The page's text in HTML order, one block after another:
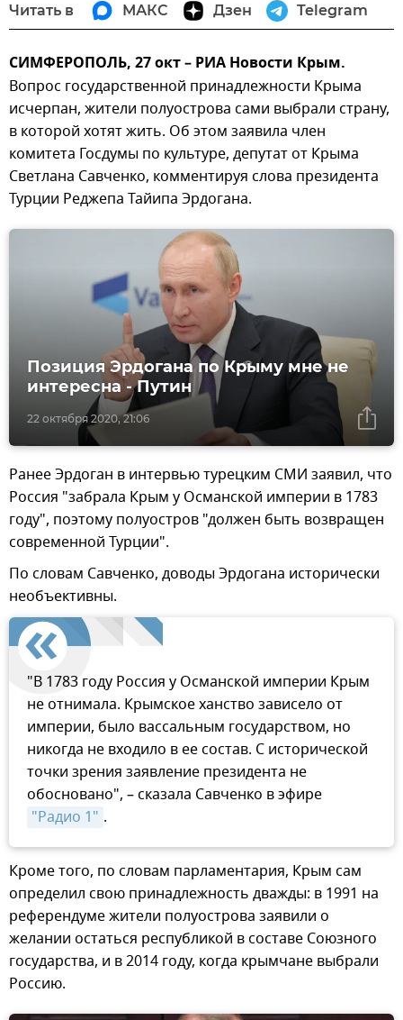
Читать в МАКС Дзен Telegram
СИМФЕРОПОЛЬ, 27 окт – РИА Новости Крым.
Вопрос государственной принадлежности Крыма
исчерпан, жители полуострова сами выбрали страну,
в которой хотят жить. Об этом заявила член
комитета Госдумы по культуре, депутат от Крыма
Светлана Савченко, комментируя слова президента
Турции Реджепа Тайипа Эрдогана.
22 октября 2020, 21:06
Позиция Эрдогана по Крыму мне не
интересна - Путин
Ранее Эрдоган в интервью турецким СМИ заявил, что
Россия "забрала Крым у Османской империи в 1783
году", поэтому полуостров "должен быть возвращен
современной Турции".
По словам Савченко, доводы Эрдогана исторически
необъективны.
"В 1783 году Россия у Османской империи Крым
не отнимала. Крымское ханство зависело от
империи, было вассальным государством, но
никогда не входило в ее состав. С исторической
точки зрения заявление президента не
обосновано", – сказала Савченко в эфире
"Радио 1" .
Кроме того, по словам парламентария, Крым сам
определил свою принадлежность дважды: в 1991 на
референдуме жители полуострова заявили о
желании остаться республикой в составе Союзного
государства, и в 2014 году, когда крымчане выбрали
Россию.